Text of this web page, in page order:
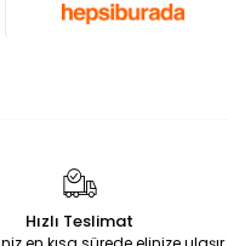
Hızlı Teslimat